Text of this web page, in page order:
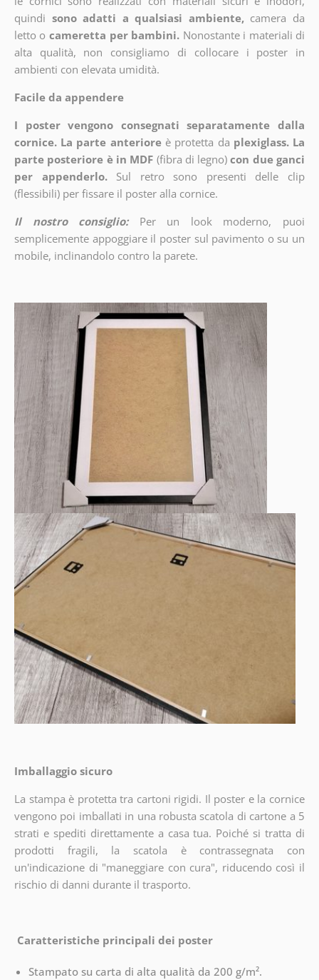
quindi sono adatti a qualsiasi ambiente, camera da
letto o cameretta per bambini. Nonostante i materiali di
alta qualità, non consigliamo di collocare i poster in
ambienti con elevata umidità.
Facile da appendere
I poster vengono consegnati separatamente dalla
cornice. La parte anteriore è protetta da plexiglass. La
parte posteriore è in MDF (fibra di legno) con due ganci
per appenderlo.
Sul retro sono presenti delle clip
(flessibili) per fissare il poster alla cornice.
Il nostro consiglio:
Per un look moderno, puoi
semplicemente appoggiare il poster sul pavimento o su un
mobile, inclinandolo contro la parete.
Imballaggio sicuro
La stampa è protetta tra cartoni rigidi. Il poster e la cornice
vengono poi imballati in una robusta scatola di cartone a 5
strati e spediti direttamente a casa tua. Poiché si tratta di
prodotti fragili, la scatola è contrassegnata con
un'indicazione di "maneggiare con cura", riducendo così il
rischio di danni durante il trasporto.
Caratteristiche principali dei poster
Stampato su carta di alta qualità da 200 g/m².